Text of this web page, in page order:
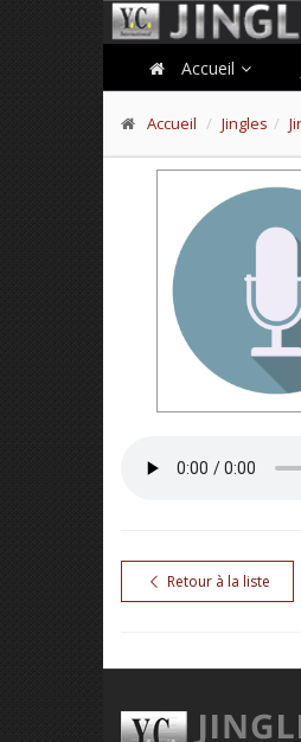
Accueil
Accueil Jingles
Retour à la liste